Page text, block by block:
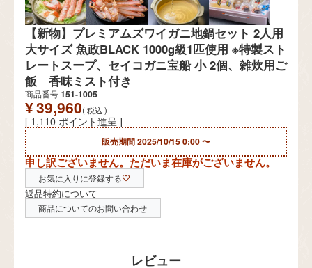
【新物】プレミアムズワイガニ地鍋セット 2人用
大サイズ 魚政BLACK 1000g級1匹使用 ※特製スト
レートスープ、セイコガニ宝船 小 2個、雑炊用ご
飯 香味ミスト付き
商品番号151-1005
¥39,960 税込
[ 1,110 ポイント進呈 ]
販売期間2025/10/15 0:00〜
申し訳ございません。ただいま在庫がございません。
お気に入りに登録する
返品特約について
商品についてのお問い合わせ